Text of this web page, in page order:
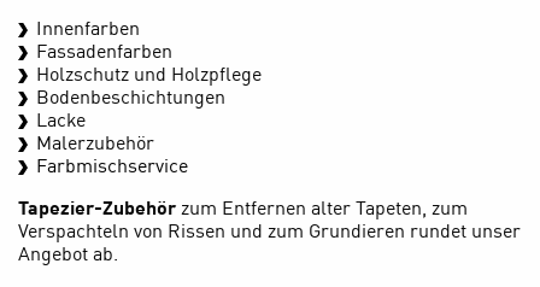
Innenfarben
Fassadenfarben
Holzschutz und Holzpflege
Bodenbeschichtungen
Lacke
Malerzubehör
Farbmischservice
Tapezier-Zubehörzum Entfernen alter Tapeten, zum
Verspachteln von Rissen und zum Grundieren rundet unser
Angebot ab.